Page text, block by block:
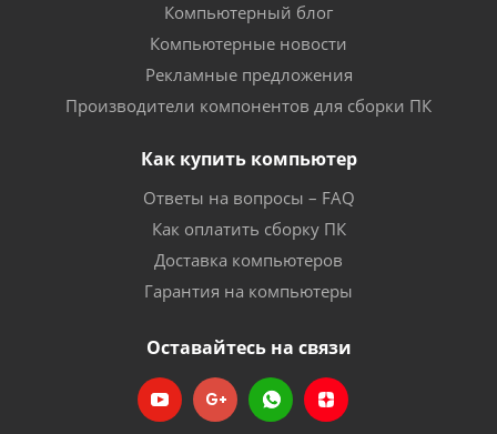
Компьютерный блог
Компьютерные новости
Рекламные предложения
Производители компонентов для сборки ПК
Как купить компьютер
Ответы на вопросы – FAQ
Как оплатить сборку ПК
Доставка компьютеров
Гарантия на компьютеры
Оставайтесь на связи